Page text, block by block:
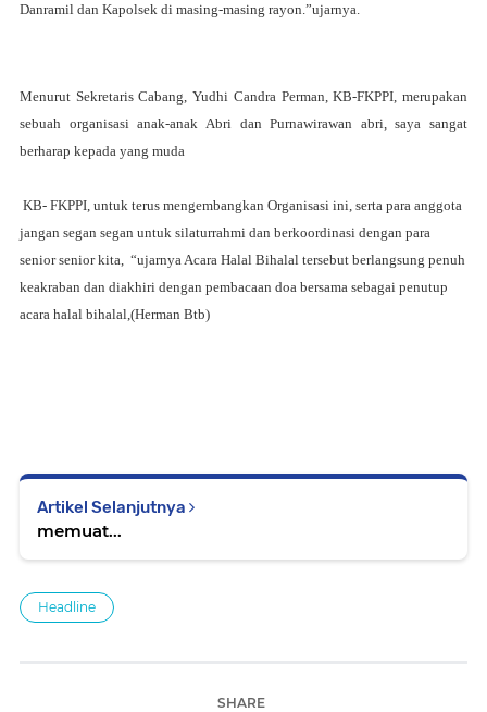
Danramil dan Kapolsek di masing-masing rayon.”ujarnya.
Menurut Sekretaris Cabang, Yudhi Candra Perman, KB-FKPPI, merupakan
sebuah organisasi anak-anak Abri dan Purnawirawan abri, saya sangat
berharap kepada yang muda
KB- FKPPI, untuk terus mengembangkan Organisasi ini, serta para anggota
jangan segan segan untuk silaturrahmi dan berkoordinasi dengan para
senior senior kita, “ujarnya Acara Halal Bihalal tersebut berlangsung penuh
keakraban dan diakhiri dengan pembacaan doa bersama sebagai penutup
acara halal bihalal,(Herman Btb)
Artikel Selanjutnya
memuat...
Headline
SHARE